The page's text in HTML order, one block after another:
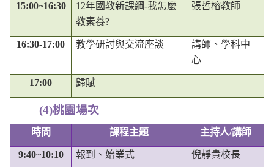
15:00~16:30 12年國教新課綱-我怎麼
教素養?
張哲榕教師
16:30-17:00 教學研討與交流座談
講師、學科中
心
17:00 歸賦
(4)桃園場次
時間 課程主題 主持人/講師
9:40~10:10 報到、始業式 倪靜貴校長